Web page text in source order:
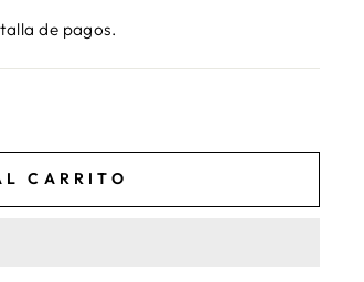
de pagos.
CARRITO